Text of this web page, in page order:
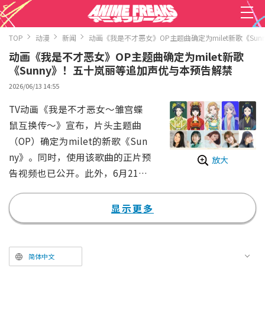
TOP 动漫 新闻 动画《我是不才恶女》OP主题曲确定为milet新歌《
动画《我是不才恶女》OP主题曲确定为milet新歌
《Sunny》！五十岚丽等追加声优与本预告解禁
2026/06/13 14:55
放大
TV动画《我是不才恶女～雏宫蝶
鼠互换传～》宣布，片头主题曲
（OP）确定为milet的新歌《Sun
ny》。同时，使用该歌曲的正片预
告视频也已公开。此外，6月21日
台问候的先行上映会，6月28日
（周日）则将举办大卖祈愿活动。
与雏宫第一“万人嫌”慧月互换了
身体的玲琳的命运。视频以华丽的
显示更多
简体中文